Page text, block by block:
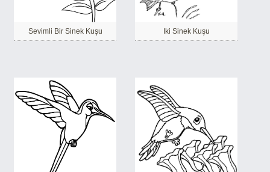
Sevimli Bir Sinek Kuşu Iki Sinek Kuşu